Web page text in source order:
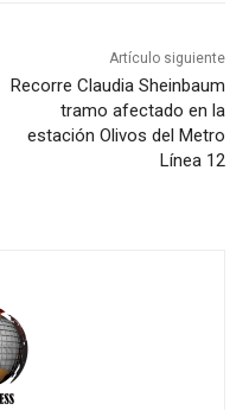
Artículo siguiente
Recorre Claudia Sheinbaum
tramo afectado en la
estación Olivos del Metro
Línea 12